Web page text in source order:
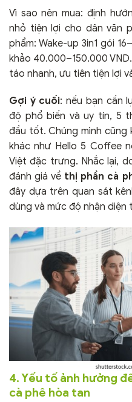
Vì sao nên mua: định
nhỏ tiện lợi cho dân văn
phẩm: Wake-up 3in1 gói
khảo 40.000–150.000
táo nhanh, ưu tiên tiện lợi
Gợi ý cuối: nếu bạn cần
độ phổ biến và uy tín, 5
đầu tốt. Chúng mình cũng
khác như Hello 5 Coffee
Việt đặc trưng. Nhắc lại,
đánh giá về thị phần cà
đây dựa trên quan sát
dùng và mức độ nhận diện
4. Yếu tố ảnh hưởng
cà phê hòa tan